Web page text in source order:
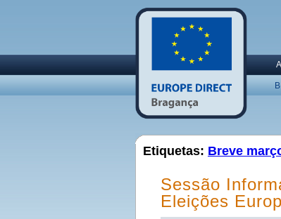
Etiquetas: Breve
Sessão
Eleições